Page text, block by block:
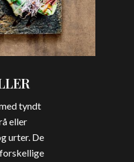
tyndt
eller
urter. De